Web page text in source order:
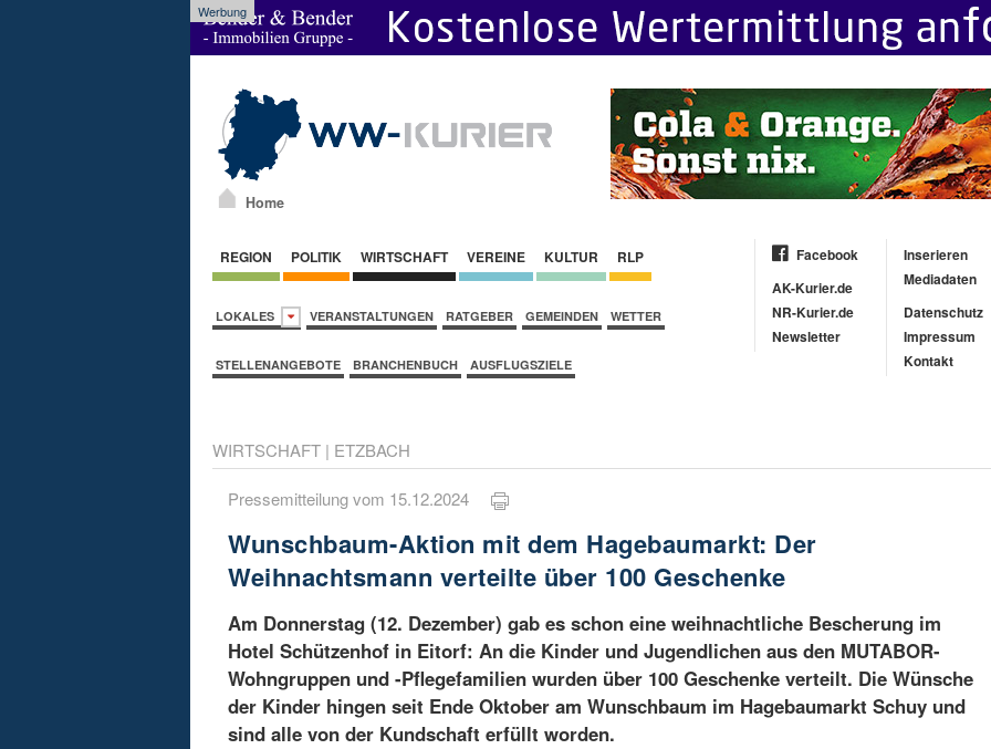
Werbung
Home
REGION POLITIK WIRTSCHAFT VEREINE KULTUR RLP
LOKALES VERANSTALTUNGEN RATGEBER GEMEINDEN WETTER
STELLENANGEBOTE BRANCHENBUCH AUSFLUGSZIELE
Facebook
AK-Kurier.de
NR-Kurier.de
Newsletter
Inserieren
Mediadaten
Datenschutz
Impressum
Kontakt
WIRTSCHAFT | ETZBACH
Pressemitteilung vom 15.12.2024
Wunschbaum-Aktion mit dem Hagebaumarkt: Der
Weihnachtsmann verteilte über 100 Geschenke
Am Donnerstag (12. Dezember) gab es schon eine weihnachtliche Bescherung im
Hotel Schützenhof in Eitorf: An die Kinder und Jugendlichen aus den MUTABOR-
Wohngruppen und -Pflegefamilien wurden über 100 Geschenke verteilt. Die Wünsche
der Kinder hingen seit Ende Oktober am Wunschbaum im Hagebaumarkt Schuy und
sind alle von der Kundschaft erfüllt worden.